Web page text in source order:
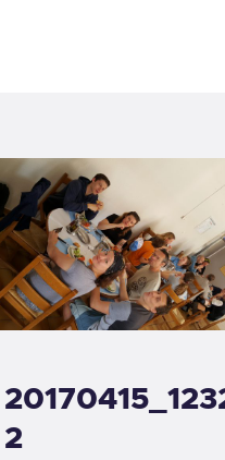
CLUB
LÉMAN
MEMBRE
2